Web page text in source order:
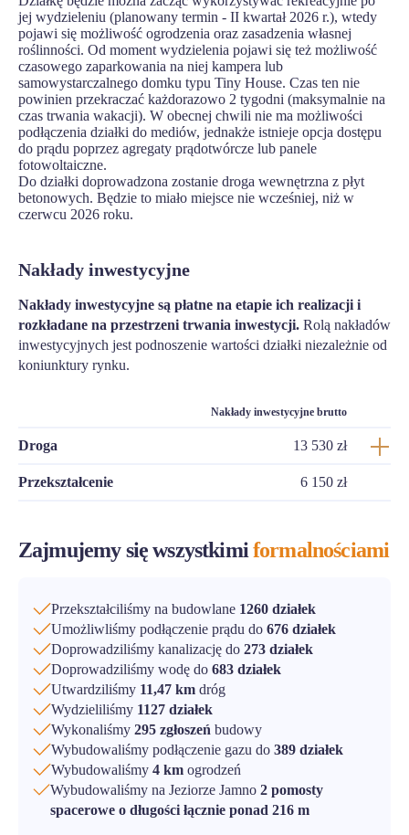
jej wydzieleniu (planowany termin - II kwartał 2026 r.), wtedy
pojawi się możliwość ogrodzenia oraz zasadzenia własnej
roślinności. Od moment wydzielenia pojawi się też możliwość
czasowego zaparkowania na niej kampera lub
samowystarczalnego domku typu Tiny House. Czas ten nie
powinien przekraczać każdorazowo 2 tygodni (maksymalnie na
czas trwania wakacji). W obecnej chwili nie ma możliwości
podłączenia działki do mediów, jednakże istnieje opcja dostępu
do prądu poprzez agregaty prądotwórcze lub panele
fotowoltaiczne.
Do działki doprowadzona zostanie droga wewnętrzna z płyt
betonowych. Będzie to miało miejsce nie wcześniej, niż w
czerwcu 2026 roku.
Nakłady inwestycyjne
Nakłady inwestycyjne są płatne na etapie ich realizacji i
rozkładane na przestrzeni trwania inwestycji. Rolą nakładów
inwestycyjnych jest podnoszenie wartości działki niezależnie od
koniunktury rynku.
Nakłady inwestycyjne brutto
Droga 13 530 zł
Przekształcenie 6 150 zł
Zajmujemy się wszystkimiformalnościami
Przekształciliśmy na budowlane 1260 działek
Umożliwliśmy podłączenie prądu do 676 działek
Doprowadziliśmy kanalizację do 273 działek
Doprowadziliśmy wodę do 683 działek
Utwardziliśmy 11,47 km dróg
Wydzieliliśmy 1127 działek
Wykonaliśmy 295 zgłoszeń budowy
Wybudowaliśmy podłączenie gazu do 389 działek
Wybudowaliśmy 4 km ogrodzeń
Wybudowaliśmy na Jeziorze Jamno 2 pomosty
spacerowe o długości łącznie ponad 216 m